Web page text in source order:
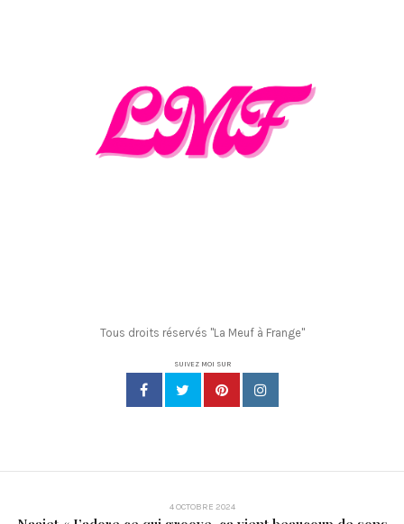
Tous droits réservés "La Meuf à Frange"
SUIVEZ MOI SUR
4 OCTOBRE 2024